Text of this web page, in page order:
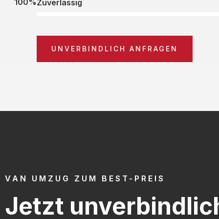
Zuverlässig
UNVERBINDLICH ANFRAGEN
VAN UMZUG ZUM BEST-PREIS
Jetzt